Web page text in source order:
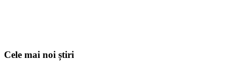
Cele mai noi știri